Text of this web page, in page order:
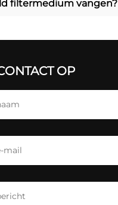
filtermedium vangen?
OP